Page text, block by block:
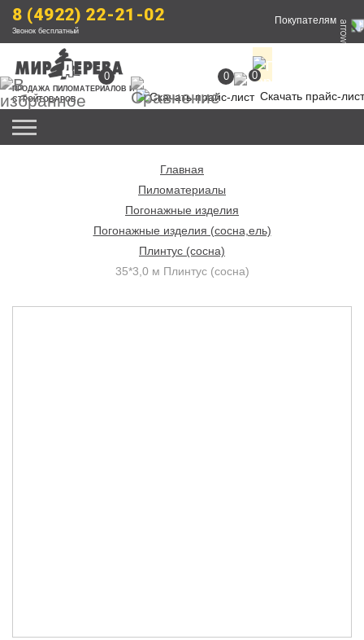
8 (4922) 22-21-02
Звонок бесплатный
Покупателям
ПРОДАЖА ПИЛОМАТЕРИАЛОВ И
СТРОЙТОВАРОВ
Скачать прайс-лист
0 0 0
Главная
Пиломатериалы
Погонажные изделия
Погонажные изделия (сосна,ель)
Плинтус (сосна)
35*3,0 м Плинтус (сосна)